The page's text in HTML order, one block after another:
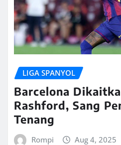
LIGA SPANYOL
Barcelona
Rashford, Sang
Tenang
Rompi Aug 4, 2025